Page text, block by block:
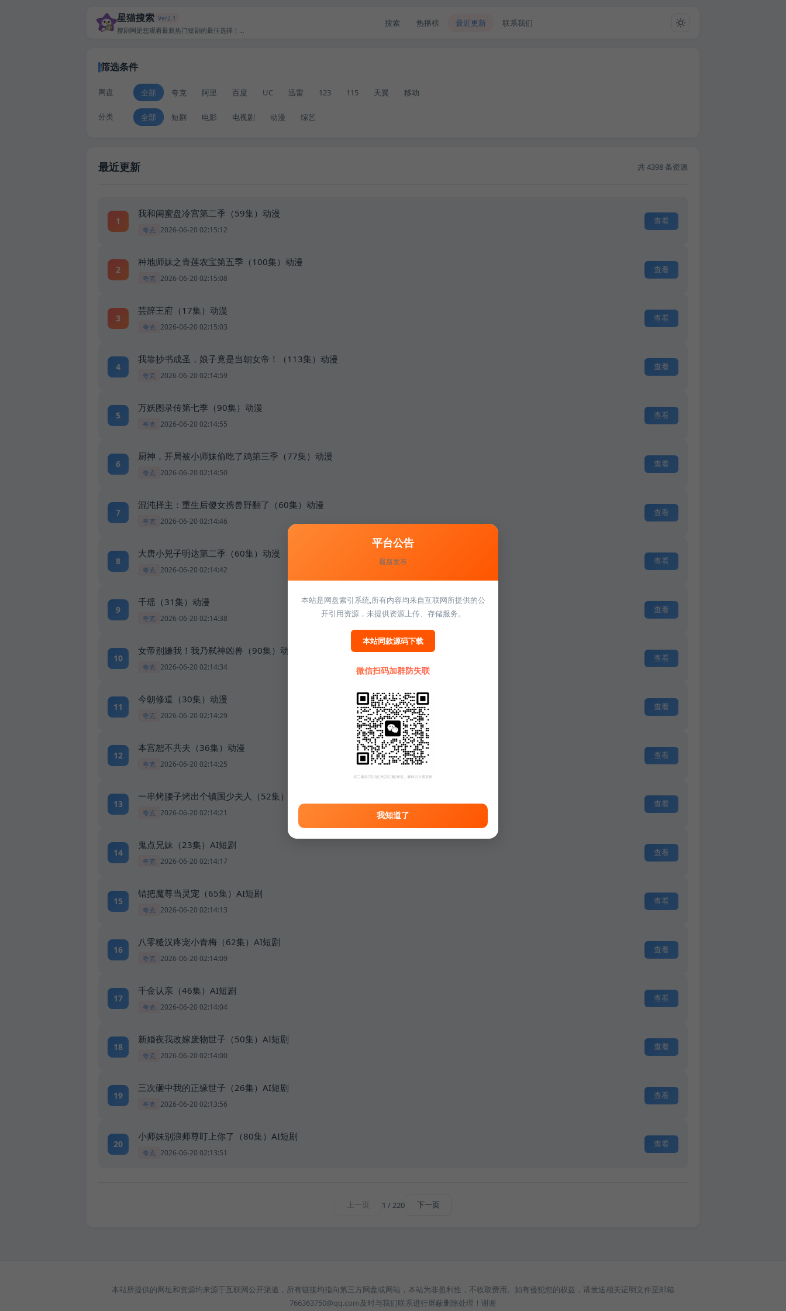
星猫搜索 Ver2.1
搜剧网是您观看最新热门短剧的最佳选择！我们提供海量免费短剧全集，包括爽文短剧、抖音短剧等，并提供便捷的搜索功能，让您轻松找到想看的短剧。立即访问搜短剧，享受精彩的观影体验！
搜索 热播榜 最近更新 联系我们
筛选条件
网盘 全部 夸克 阿里 百度 UC 迅雷 123 115 天翼 移动
分类 全部 短剧 电影 电视剧 动漫 综艺
最近更新 共 4398 条资源
1
我和闺蜜盘冷宫第二季（59集）动漫
夸克 2026-06-20 02:15:12
查看
2
种地师妹之青莲农宝第五季（100集）动漫
夸克 2026-06-20 02:15:08
查看
3
芸辞王府（17集）动漫
夸克 2026-06-20 02:15:03
查看
4
我靠抄书成圣，娘子竟是当朝女帝！（113集）动漫
夸克 2026-06-20 02:14:59
查看
5
万妖图录传第七季（90集）动漫
夸克 2026-06-20 02:14:55
查看
6
厨神，开局被小师妹偷吃了鸡第三季（77集）动漫
夸克 2026-06-20 02:14:50
查看
7
混沌择主：重生后傻女携兽野翻了（60集）动漫
夸克 2026-06-20 02:14:46
查看
8
大唐小兕子明达第二季（60集）动漫
夸克 2026-06-20 02:14:42
查看
9
千瑶（31集）动漫
夸克 2026-06-20 02:14:38
查看
10
女帝别嫌我！我乃弑神凶兽（90集）动漫
夸克 2026-06-20 02:14:34
查看
11
今朝修道（30集）动漫
夸克 2026-06-20 02:14:29
查看
12
本宫恕不共夫（36集）动漫
夸克 2026-06-20 02:14:25
查看
13
一串烤腰子烤出个镇国少夫人（52集）动漫
夸克 2026-06-20 02:14:21
查看
14
鬼点兄妹（23集）AI短剧
夸克 2026-06-20 02:14:17
查看
15
错把魔尊当灵宠（65集）AI短剧
夸克 2026-06-20 02:14:13
查看
16
八零糙汉疼宠小青梅（62集）AI短剧
夸克 2026-06-20 02:14:09
查看
17
千金认亲（46集）AI短剧
夸克 2026-06-20 02:14:04
查看
18
新婚夜我改嫁废物世子（50集）AI短剧
夸克 2026-06-20 02:14:00
查看
19
三次砸中我的正缘世子（26集）AI短剧
夸克 2026-06-20 02:13:56
查看
20
小师妹别浪师尊盯上你了（80集）AI短剧
夸克 2026-06-20 02:13:51
查看
上一页 1 / 220 下一页
本站所提供的网址和资源均来源于互联网公开渠道，所有链接均指向第三方网盘或网站，本站为非盈利性，不收取费用。如有侵犯您的权益，请发送相关证明文件至邮箱
766363750@qq.com及时与我们联系进行屏蔽删除处理！谢谢
平台公告
最新发布
本站是网盘索引系统,所有内容均来自互联网所提供的公
开引用资源，未提供资源上传、存储服务。
本站同款源码下载
微信扫码加群防失联
我知道了